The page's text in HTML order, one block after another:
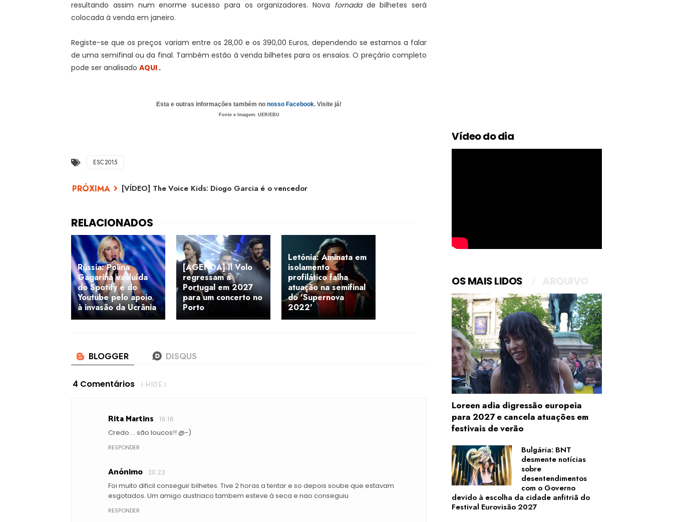
resultando assim num enorme sucesso para os organizadores. Nova fornadade bilhetes será
colocada à venda em janeiro.
Registe-se que os preços variam entre os 28,00 e os 390,00 Euros, dependendo se estamos a falar
de uma semifinal ou da final. Também estão à venda bilhetes para os ensaios. O preçário completo
pode ser analisado AQUI .
Esta e outras informações também no nosso Facebook. Visite já!
Fonte e Imagem: UER/EBU
ESC2015
[VÍDEO] The Voice Kids: Diogo Garcia é o vencedor
Rússia: Polina
Gagarina excluída
do Spotify e do
Youtube pelo apoio
à invasão da Ucrânia
[AGENDA] Il Volo
regressam a
Portugal em 2027
para um concerto no
Porto
Letónia: Aminata em
isolamento
profilático falha
atuação na semifinal
do 'Supernova
2022'
4 Comentários ( HIDE )
Rita Martins 19:16
Credo.... são loucos!! @-)
RESPONDER
Anónimo 20:22
Foi muito dificil conseguir bilhetes. Tive 2 horas a tentar e so depois soube que estavam
esgotados. Um amigo austriaco tambem esteve à seca e nao conseguiu
RESPONDER
Vídeo do dia
OS MAIS LIDOS
Loreen adia digressão europeia
para 2027 e cancela atuações em
festivais de verão
Bulgária: BNT
desmente notícias
sobre
desentendimentos
com o Governo
devido à escolha da cidade anfitriã do
Festival Eurovisão 2027